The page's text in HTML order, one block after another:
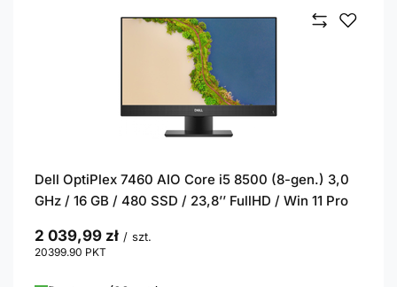
Dell OptiPlex 7460 AIO Core i5 8500 (8-gen.) 3,0
GHz / 16 GB / 480 SSD / 23,8’’ FullHD / Win 11 Pro
2 039,99 zł / szt.
20399.90 PKT